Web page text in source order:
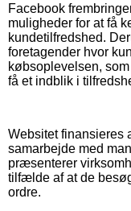
Facebook
muligheder for at få
kundetilfredshed.
foretagender hvor
købsoplevelsen,
få et indblik i
Websitet finansieres
samarbejde med
præsenterer
tilfælde af at de
ordre.